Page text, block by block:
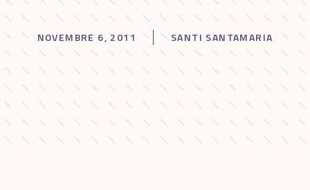
NOVEMBRE 6, 2011 SANTI SANTAMARIA